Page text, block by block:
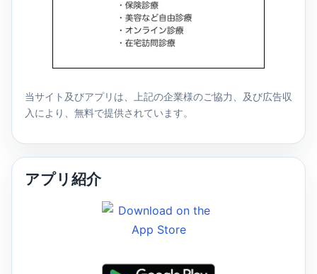
当サイト及びアプリは、上記の企業様のご協力、及び広告収
入により、無料で提供されています。
アプリ紹介